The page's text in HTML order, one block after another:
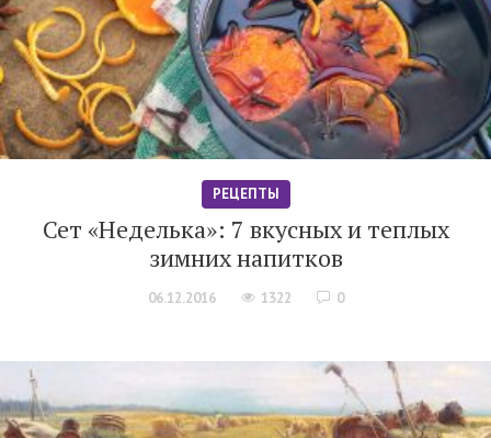
РЕЦЕПТЫ
Сет «Неделька»: 7 вкусных и теплых
зимних напитков
06.12.2016 1322 0